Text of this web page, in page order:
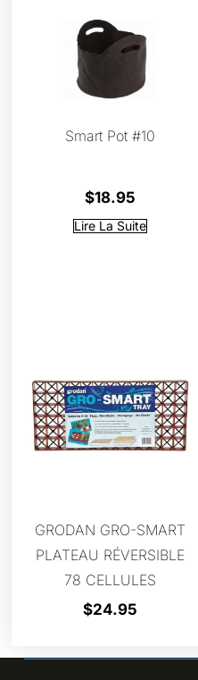
Smart Pot #10
$18.95
Lire La Suite
GRODAN GRO-SMART
PLATEAU RÉVERSIBLE
78 CELLULES
$24.95